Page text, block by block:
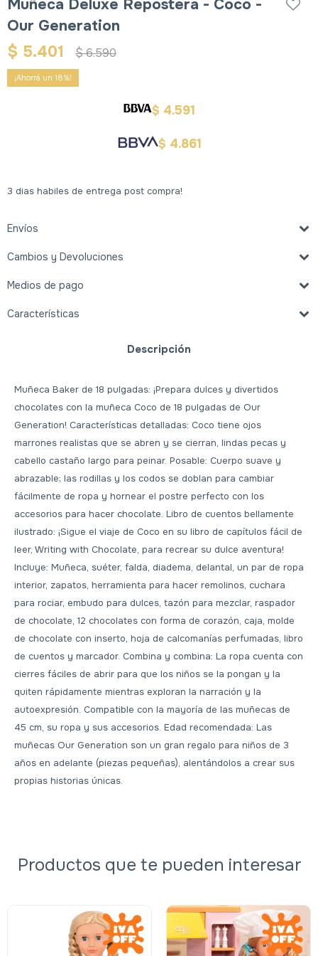
Muñeca Deluxe Repostera - Coco -
Our Generation
$ 5.401 $6.590
18
$ 4.591
$ 4.861
3 dias habiles de entrega post compra!
Envíos
Cambios y Devoluciones
Medios de pago
Características
Descripción
Muñeca Baker de 18 pulgadas: ¡Prepara dulces y divertidos
chocolates con la muñeca Coco de 18 pulgadas de Our
Generation! Características detalladas: Coco tiene ojos
marrones realistas que se abren y se cierran, lindas pecas y
cabello castaño largo para peinar. Posable: Cuerpo suave y
abrazable; las rodillas y los codos se doblan para cambiar
fácilmente de ropa y hornear el postre perfecto con los
accesorios para hacer chocolate. Libro de cuentos bellamente
ilustrado: ¡Sigue el viaje de Coco en su libro de capítulos fácil de
leer, Writing with Chocolate, para recrear su dulce aventura!
Incluye: Muñeca, suéter, falda, diadema, delantal, un par de ropa
interior, zapatos, herramienta para hacer remolinos, cuchara
para rociar, embudo para dulces, tazón para mezclar, raspador
de chocolate, 12 chocolates con forma de corazón, caja, molde
de chocolate con inserto, hoja de calcomanías perfumadas, libro
de cuentos y marcador. Combina y combina: La ropa cuenta con
cierres fáciles de abrir para que los niños se la pongan y la
quiten rápidamente mientras exploran la narración y la
autoexpresión. Compatible con la mayoría de las muñecas de
45 cm, su ropa y sus accesorios. Edad recomendada: Las
muñecas Our Generation son un gran regalo para niños de 3
años en adelante (piezas pequeñas), alentándolos a crear sus
propias historias únicas.
Productos que te pueden interesar